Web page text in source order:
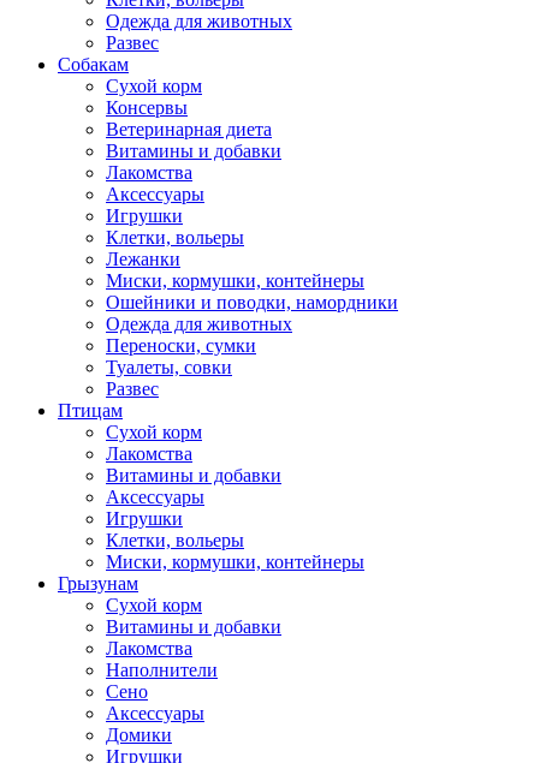
Одежда для животных
Развес
Собакам
Сухой корм
Консервы
Ветеринарная диета
Витамины и добавки
Лакомства
Аксессуары
Игрушки
Клетки, вольеры
Лежанки
Миски, кормушки, контейнеры
Ошейники и поводки, намордники
Одежда для животных
Переноски, сумки
Туалеты, совки
Развес
Птицам
Сухой корм
Лакомства
Витамины и добавки
Аксессуары
Игрушки
Клетки, вольеры
Миски, кормушки, контейнеры
Грызунам
Сухой корм
Витамины и добавки
Лакомства
Наполнители
Сено
Аксессуары
Домики
Игрушки